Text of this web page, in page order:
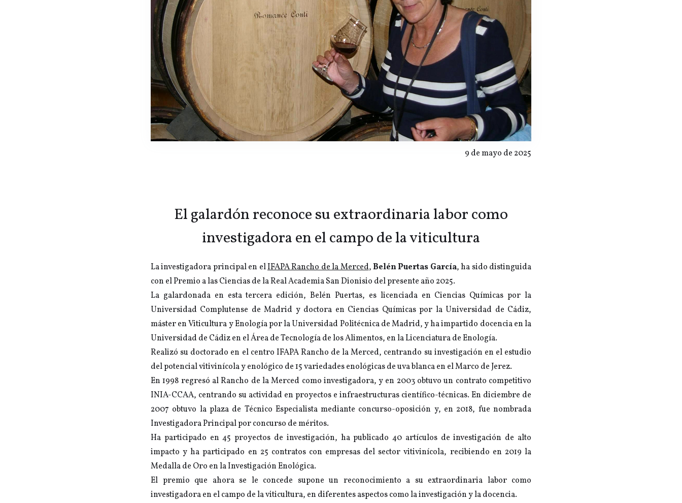
9 de mayo de 2025
El galardón reconoce su extraordinaria labor como
investigadora en el campo de la viticultura
La investigadora principal en elIFAPA Rancho de la Merced,Belén Puertas García, ha sido distinguida
con el Premio a las Ciencias de la Real Academia San Dionisio del presente año 2025.
La galardonada en esta tercera edición, Belén Puertas, es licenciada en Ciencias Químicas por la
Universidad Complutense de Madrid y doctora en Ciencias Químicas por la Universidad de Cádiz,
máster en Viticultura y Enología por la Universidad Politécnica de Madrid, y ha impartido docencia en la
Universidad de Cádiz en el Área de Tecnología de los Alimentos, en la Licenciatura de Enología.
Realizó su doctorado en el centro IFAPA Rancho de la Merced, centrando su investigación en el estudio
del potencial vitivinícola y enológico de 15 variedades enológicas de uva blanca en el Marco de Jerez.
En 1998 regresó al Rancho de la Merced como investigadora, y en 2003 obtuvo un contrato competitivo
INIA-CCAA, centrando su actividad en proyectos e infraestructuras científico-técnicas. En diciembre de
2007 obtuvo la plaza de Técnico Especialista mediante concurso-oposición y, en 2018, fue nombrada
Investigadora Principal por concurso de méritos.
Ha participado en 45 proyectos de investigación, ha publicado 40 artículos de investigación de alto
impacto y ha participado en 25 contratos con empresas del sector vitivinícola, recibiendo en 2019 la
Medalla de Oro en la Investigación Enológica.
El premio que ahora se le concede supone un reconocimiento a su extraordinaria labor como
investigadora en el campo de la viticultura, en diferentes aspectos como la investigación y la docencia.